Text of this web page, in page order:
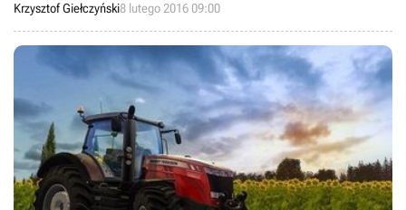
Krzysztof Giełczyński8 lutego 2016 09:00